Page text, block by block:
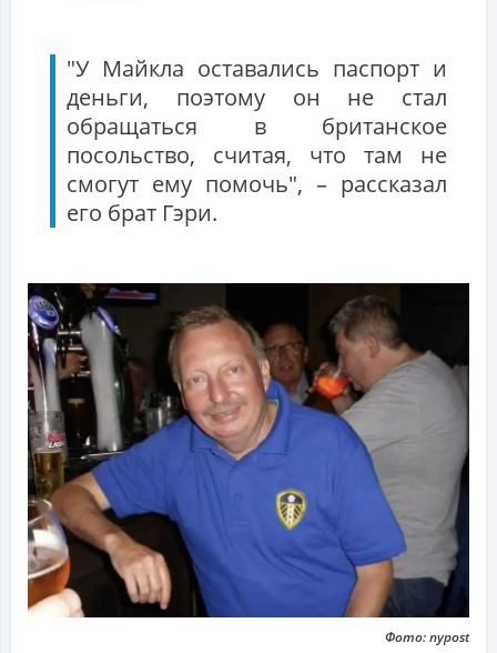
"У Майкла оставались паспорт и
деньги, поэтому он не стал
обращаться в британское
посольство, считая, что там не
смогут ему помочь", – рассказал
его брат Гэри.
Фото: nypost